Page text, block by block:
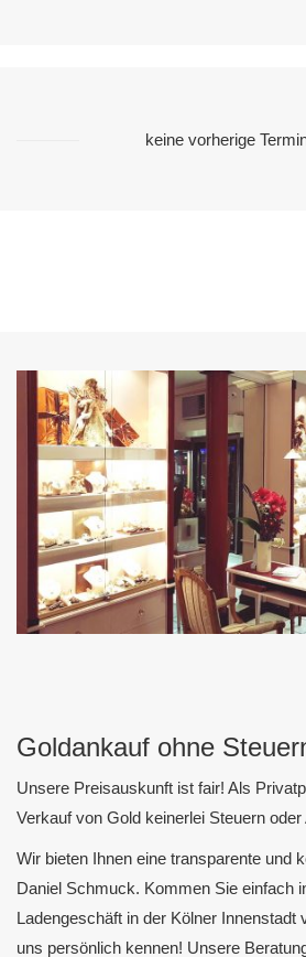
keine vorherige
Goldankauf ohne
Unsere Preisauskunft ist fair! Als
Verkauf von Gold keinerlei Steuern oder
Wir bieten Ihnen eine transparente und
Daniel Schmuck. Kommen Sie einfach
Ladengeschäft in der Kölner Innenstadt
uns persönlich kennen! Unsere